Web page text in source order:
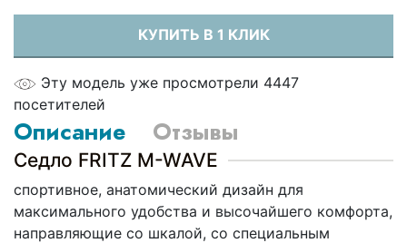
КУПИТЬ В 1 КЛИК
Эту модель уже просмотрели 4447
посетителей
Описание Отзывы
Седло FRITZ M-WAVE
спортивное, анатомический дизайн для
максимального удобства и высочайшего комфорта,
направляющие со шкалой, со специальным